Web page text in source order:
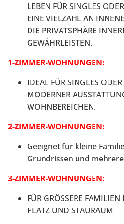
LEBEN FÜR SINGLES
EINE VIELZAHL AN
DIE PRIVATSPHÄRE
GEWÄHRLEISTEN.
1-ZIMMER-WOHNUNGEN:
IDEAL FÜR SINGLES
MODERNER
WOHNBEREICHEN.
2-ZIMMER-WOHNUNGEN:
Geeignet für kleine
Grundrissen und
3-ZIMMER-WOHNUNGEN:
FÜR GRÖSSERE
PLATZ UND STAURAUM